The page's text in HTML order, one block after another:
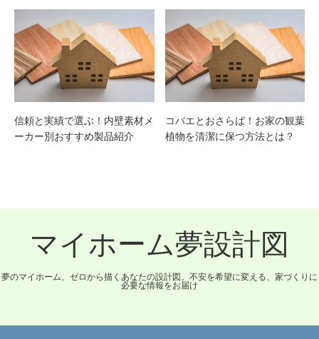
信頼と実績で選ぶ！内壁素材メ
ーカー別おすすめ製品紹介
コバエとおさらば！お家の観葉
植物を清潔に保つ方法とは？
マイホーム夢設計図
夢のマイホーム、ゼロから描くあなたの設計図。不安を希望に変える、家づくりに
必要な情報をお届け